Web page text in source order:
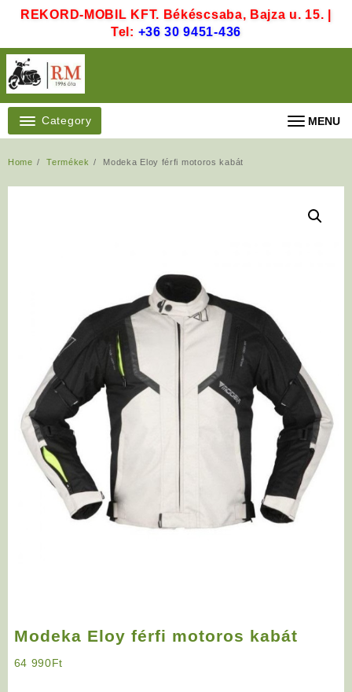
REKORD-MOBIL KFT. Békéscsaba, Bajza u. 15. |
Tel: +36 30 9451-436
Category MENU
Home Termékek Modeka Eloy férfi motoros kabát
Modeka Eloy férfi motoros kabát
64 990Ft